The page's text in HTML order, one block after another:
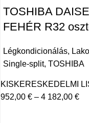
TOSHIBA
FEHÉR R32
Légkondicionálás,
Single-split, TOSHIBA
KISKERESKEDELMI
952,00 € – 4 182,00 €